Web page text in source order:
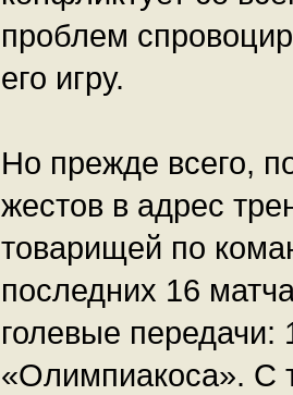
проблем
его игру.
Но прежде всего,
жестов в адрес
товарищей по
последних 16
голевые передачи:
«Олимпиакоса». С